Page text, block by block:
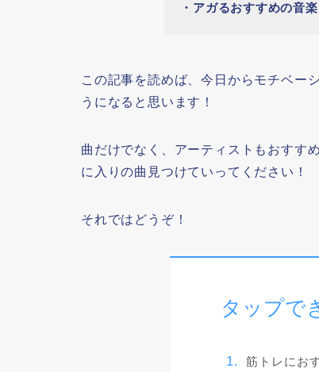
・アガるおすすめの音
この記事を読めば、今日からモチベー
うになると思います！
曲だけでなく、アーティストもおすす
に入りの曲見つけていってください！
それではどうぞ！
タップで
筋トレにお